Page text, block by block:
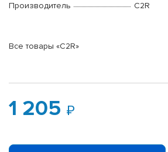
Производитель
C2R
Все товары «C2R»
1 205